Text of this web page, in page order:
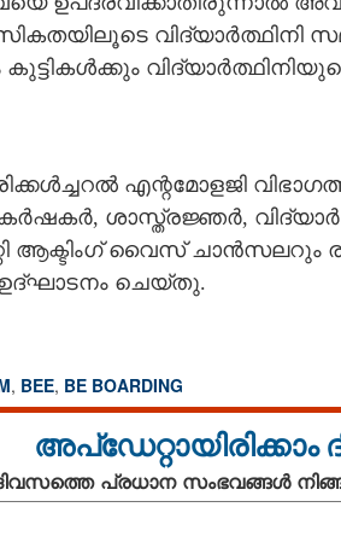
വിദ്യാർത്ഥിനി
എന്റമോളജി
ശാസ്ത്രജ്ഞർ,
ആക്ടിംഗ് വൈസ് ചാൻസലറും
ചെയ്തു.
, BEE, BE BOARDING
പ്രധാന സംഭവങ്ങൾ